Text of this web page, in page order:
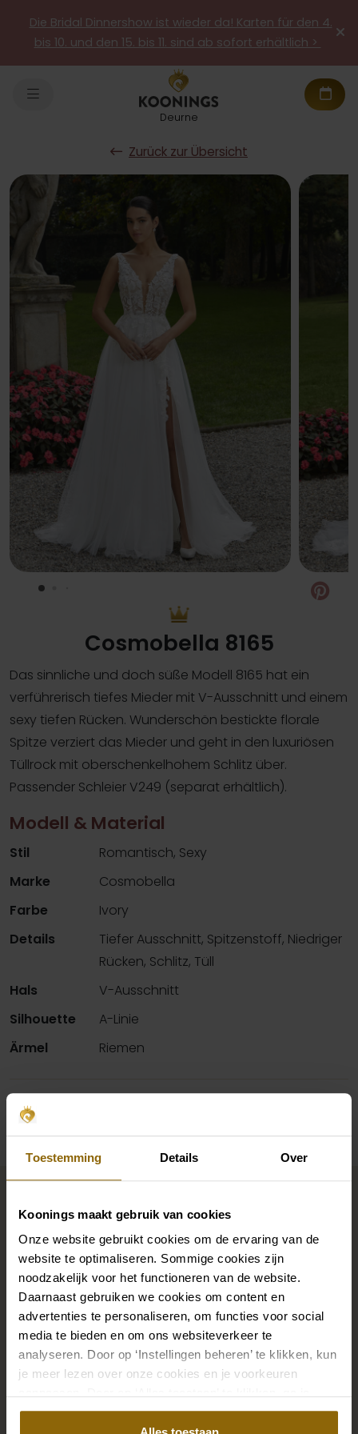
Toestemming Details Over
Koonings maakt gebruik van cookies
Onze website gebruikt cookies om de ervaring van de
website te optimaliseren. Sommige cookies zijn
noodzakelijk voor het functioneren van de website.
Daarnaast gebruiken we cookies om content en
advertenties te personaliseren, om functies voor social
media te bieden en om ons websiteverkeer te
analyseren. Door op ‘Instellingen beheren’ te klikken, kun
je meer lezen over onze cookies en je voorkeuren
akkoord met het gebruik van alle cookies.
Die Bridal Dinnershow ist wieder da! Karten für den 4.
bis 10. und den 15. bis 11. sind ab sofort erhältlich >
Deurne
Zurück zur Übersicht
Cosmobella 8165
Das sinnliche und doch süße Modell 8165 hat ein
verführerisch tiefes Mieder mit V-Ausschnitt und einem
sexy tiefen Rücken. Wunderschön bestickte florale
Spitze verziert das Mieder und geht in den luxuriösen
Tüllrock mit oberschenkelhohem Schlitz über.
Passender Schleier V249 (separat erhältlich).
Modell & Material
Stil
Romantisch, Sexy
Marke
Cosmobella
Farbe
Ivory
Details
Tiefer Ausschnitt, Spitzenstoff, Niedriger
Rücken, Schlitz, Tüll
Hals
V-Ausschnitt
Silhouette
A-Linie
Ärmel
Riemen
Verfügbarkeit pro Geschäft
Vervollständigen Sie Ihren
Brautlook
Die perfekten Brautschuhe unter deinem
Hochzeitskleid, aber auch Ketten, Armbänder und
Ohrringe, die genau zu deinem Brautkleid passen, oder
ein wunderschöner Schleier, Haarband oder
Haarnadel für deine Brautfrisur: Dein Brautlook ist erst
mit passenden Accessoires komplett. In unserem
großen Accessoire-Shop mit Accessoires für Braut
und Bräutigam findest du die perfekte Ergänzung zu